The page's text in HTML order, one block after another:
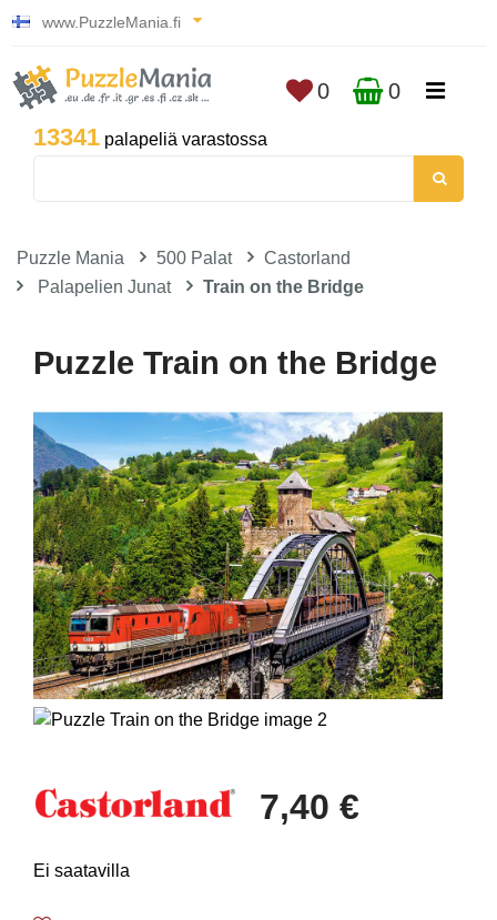
www.PuzzleMania.fi
13341 palapeliä varastossa
0 0
Puzzle Mania 500 Palat
Castorland
Palapelien Junat
Train on the Bridge
Puzzle Train on the Bridge
7,40 €
Ei saatavilla